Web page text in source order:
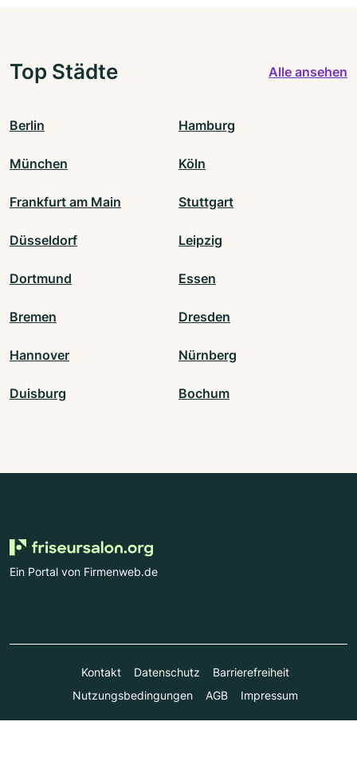
Top Städte Alle ansehen
Berlin Hamburg
München Köln
Frankfurt am Main Stuttgart
Düsseldorf Leipzig
Dortmund Essen
Bremen Dresden
Hannover Nürnberg
Duisburg Bochum
Ein Portal von Firmenweb.de
Kontakt Datenschutz
Barrierefreiheit
Nutzungsbedingungen
AGB Impressum